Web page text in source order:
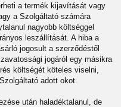
a termék kijavítását vagy
a Szolgáltató számára
nagyobb költséggel
leszállítását. A hiba a
jogosult a szerződéstől
jogáról egy másikra
költségét köteles viselni,
adott okot.
után haladéktalanul, de